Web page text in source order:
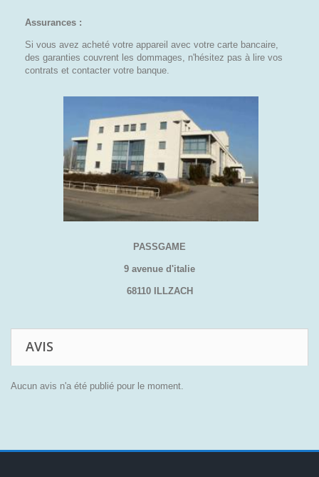
Assurances :
Si vous avez acheté votre appareil avec votre carte bancaire,
des garanties couvrent les dommages, n'hésitez pas à lire vos
contrats et contacter votre banque.
PASSGAME
9 avenue d'italie
68110 ILLZACH
AVIS
Aucun avis n'a été publié pour le moment.